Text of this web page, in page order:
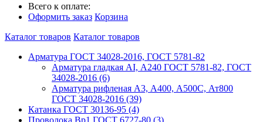
Всего к оплате:
Оформить заказ Корзина
Каталог товаров Каталог товаров
Арматура ГОСТ 34028-2016, ГОСТ 5781-82
Арматура гладкая AI, А240 ГОСТ 5781-82, ГОСТ
34028-2016 (6)
Арматура рифленая A3, А400, А500С, Ат800
ГОСТ 34028-2016 (39)
Катанка ГОСТ 30136-95 (4)
Проволока Вр1 ГОСТ 6727-80 (3)